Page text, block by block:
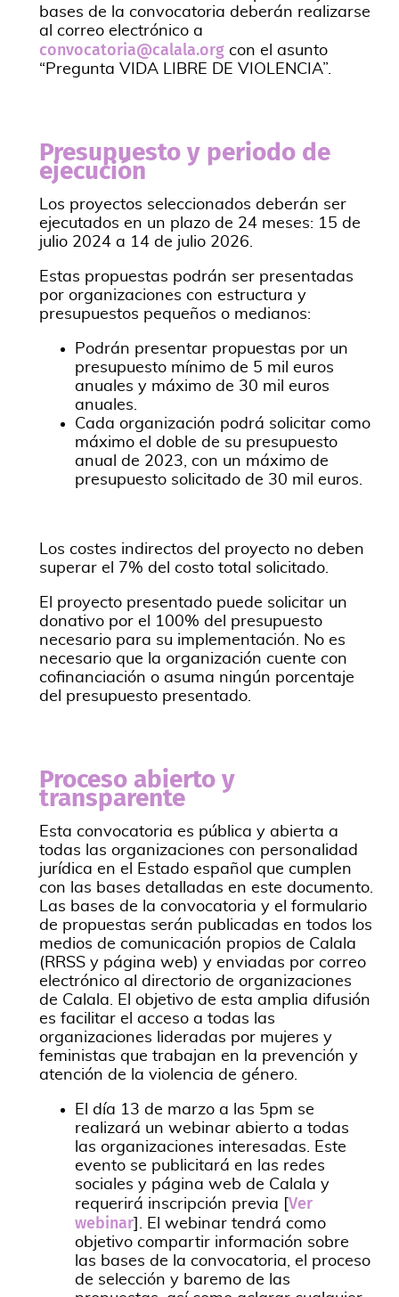
bases de la convocatoria deberán realizarse
al correo electrónico a
convocatoria@calala.org con el asunto
“Pregunta VIDA LIBRE DE VIOLENCIA”.
Presupuesto y periodo de
ejecución
Los proyectos seleccionados deberán ser
ejecutados en un plazo de 24 meses: 15 de
julio 2024 a 14 de julio 2026.
Estas propuestas podrán ser presentadas
por organizaciones con estructura y
presupuestos pequeños o medianos:
Podrán presentar propuestas por un
presupuesto mínimo de 5 mil euros
anuales y máximo de 30 mil euros
anuales.
Cada organización podrá solicitar como
máximo el doble de su presupuesto
anual de 2023, con un máximo de
presupuesto solicitado de 30 mil euros.
Los costes indirectos del proyecto no deben
superar el 7% del costo total solicitado.
El proyecto presentado puede solicitar un
donativo por el 100% del presupuesto
necesario para su implementación. No es
necesario que la organización cuente con
cofinanciación o asuma ningún porcentaje
del presupuesto presentado.
Proceso abierto y
transparente
Esta convocatoria es pública y abierta a
todas las organizaciones con personalidad
jurídica en el Estado español que cumplen
con las bases detalladas en este documento.
Las bases de la convocatoria y el formulario
de propuestas serán publicadas en todos los
medios de comunicación propios de Calala
(RRSS y página web) y enviadas por correo
electrónico al directorio de organizaciones
de Calala. El objetivo de esta amplia difusión
es facilitar el acceso a todas las
organizaciones lideradas por mujeres y
feministas que trabajan en la prevención y
atención de la violencia de género.
El día 13 de marzo a las 5pm se
realizará un webinar abierto a todas
las organizaciones interesadas. Este
evento se publicitará en las redes
sociales y página web de Calala y
requerirá inscripción previa [ Ver
webinar ]. El webinar tendrá como
objetivo compartir información sobre
las bases de la convocatoria, el proceso
de selección y baremo de las